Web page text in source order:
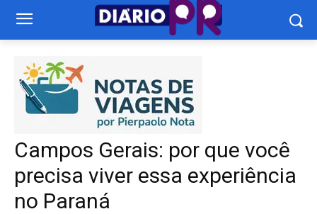
Campos Gerais: por que você
precisa viver essa experiência
no Paraná